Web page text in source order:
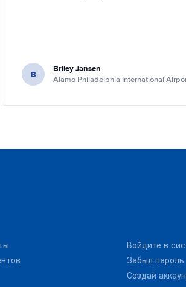
B Briley Jansen
Alamo Philadelphia International
Войдите в
Забыл пароль
Создай